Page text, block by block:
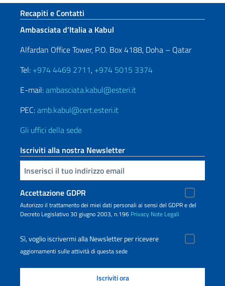
Sezione footer
Recapiti e Contatti
Ambasciata d’Italia a Kabul
Alfardan Office Tower, P.O. Box 4188, Doha – Qatar
Tel: +974 4469 2711, +974 5015 3374
E-mail:ambasciata.kabul@esteri.it
PEC:amb.kabul@cert.esteri.it
Gli uffici della sede
Iscriviti alla nostra Newsletter
Inserisci la tua email
Accettazione GDPR
Autorizzo il trattamento dei miei dati personali ai sensi del GDPR e del
Decreto Legislativo 30 giugno 2003, n.196 Privacy Note Legali
Sì, voglio iscrivermi alla Newsletter per ricevere
aggiornamenti sulle attività di questa sede